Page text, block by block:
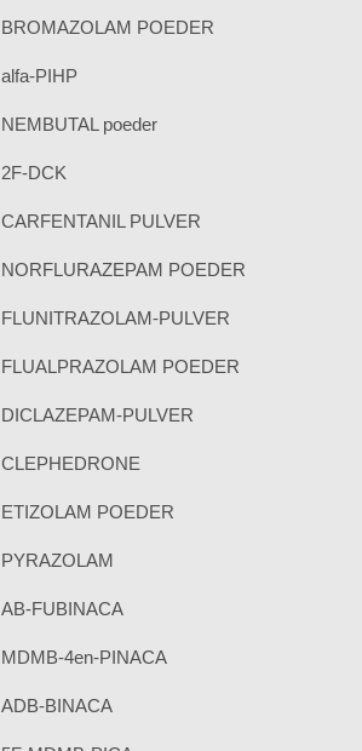
BROMAZOLAM POEDER
alfa-PIHP
NEMBUTAL poeder
2F-DCK
CARFENTANIL PULVER
NORFLURAZEPAM POEDER
FLUNITRAZOLAM-PULVER
FLUALPRAZOLAM POEDER
DICLAZEPAM-PULVER
CLEPHEDRONE
ETIZOLAM POEDER
PYRAZOLAM
AB-FUBINACA
MDMB-4en-PINACA
ADB-BINACA